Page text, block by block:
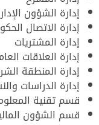
إدارة الشؤون
إدارة الاتصال
إدارة المشتريات
إدارة العلاقات
إدارة المنطقة
إدارة الدراسات
قسم تقنية
قسم الشؤون